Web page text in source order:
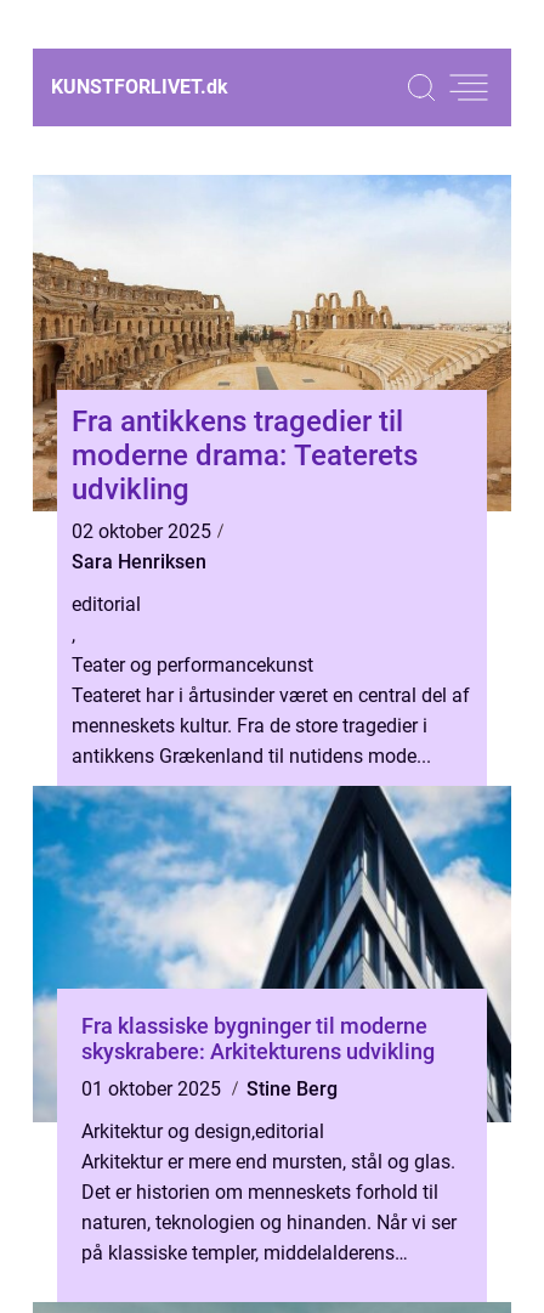
KUNSTFORLIVET.dk
Fra antikkens tragedier til
moderne drama: Teaterets
udvikling
02 oktober 2025
Sara Henriksen
editorial
,
Teater og performancekunst
Teateret har i årtusinder været en central del af
menneskets kultur. Fra de store tragedier i
antikkens Grækenland til nutidens mode...
Fra klassiske bygninger til moderne
skyskrabere: Arkitekturens udvikling
01 oktober 2025
Stine Berg
Arkitektur og design,editorial
Arkitektur er mere end mursten, stål og glas.
Det er historien om menneskets forhold til
naturen, teknologien og hinanden. Når vi ser
på klassiske templer, middelalderens